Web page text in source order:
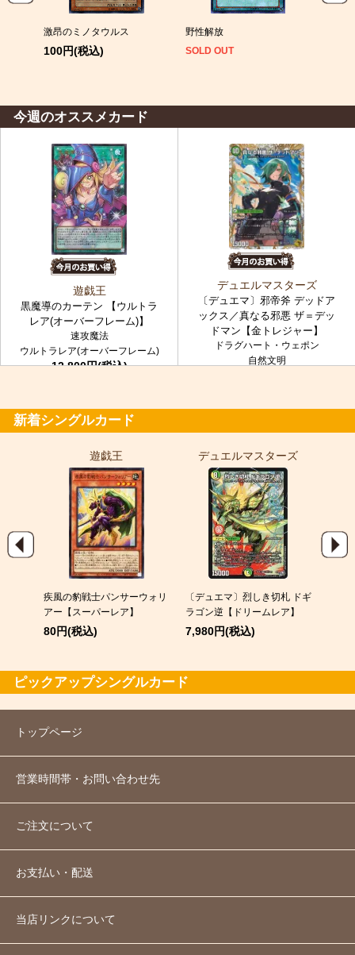
激昂のミノタウルス
100円(税込)
野性解放
SOLD OUT
今週のオススメカード
遊戯王
黒魔導のカーテン 【ウルトラ
レア(オーバーフレーム)】
速攻魔法
ウルトラレア(オーバーフレーム)
12,800円(税込)
デュエルマスターズ
〔デュエマ〕邪帝斧 デッドア
ックス／真なる邪悪 ザ＝デッ
ドマン【金トレジャー】
ドラグハート・ウェポン
自然文明
新着シングルカード
遊戯王
疾風の豹戦士パンサーウォリ
アー【スーパーレア】
80円(税込)
デュエルマスターズ
〔デュエマ〕烈しき切札 ドギ
ラゴン逆【ドリームレア】
7,980円(税込)
ピックアップシングルカード
トップページ
営業時間帯・お問い合わせ先
ご注文について
お支払い・配送
当店リンクについて